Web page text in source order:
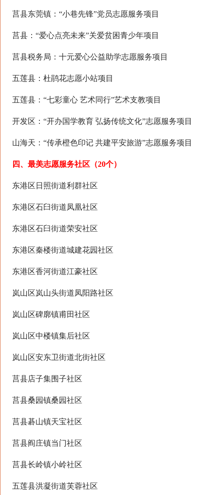
莒县东莞镇：“小巷先锋”党员志愿服务项目
莒县：“爱心点亮未来”关爱贫困青少年项目
莒县税务局：十元爱心公益助学志愿服务项目
五莲县：杜鹃花志愿小站项目
五莲县：“七彩童心 艺术同行”艺术支教项目
开发区：“开办国学教育 弘扬传统文化”志愿服务项目
山海天：“传承橙色印记 共建平安旅游”志愿服务项目
四、最美志愿服务社区（20个）
东港区日照街道利群社区
东港区石臼街道凤凰社区
东港区石臼街道荣安社区
东港区秦楼街道城建花园社区
东港区香河街道江豪社区
岚山区岚山头街道凤阳路社区
岚山区碑廓镇甫田社区
岚山区中楼镇集后社区
岚山区安东卫街道北街社区
莒县店子集围子社区
莒县桑园镇桑园社区
莒县碁山镇天宝社区
莒县阎庄镇当门社区
莒县长岭镇小岭社区
五莲县洪凝街道芙蓉社区